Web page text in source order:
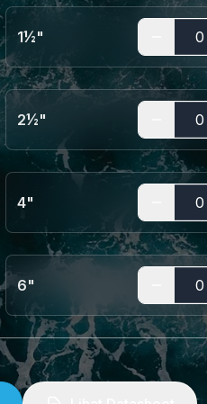
1½"
2½"
4"
6"